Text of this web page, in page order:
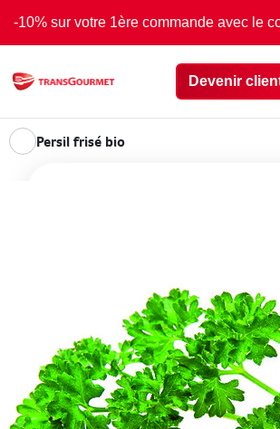
-10% sur votre 1ère commande avec le
Devenir
Persil frisé bio